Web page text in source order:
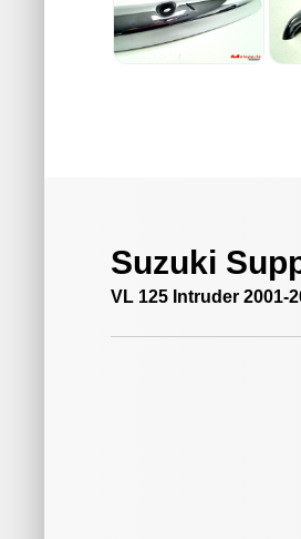
Suzuki
VL 125 Intruder 2001-